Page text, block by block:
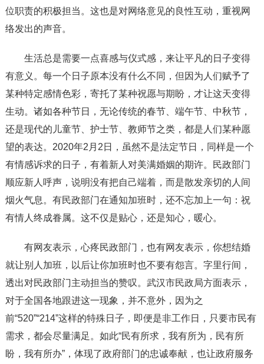
位职责的积极担当。这也是对网络意见的良性互动，重视网
络发出的声音。
生活总是需要一点喜感与仪式感，来让平凡的日子变得
有意义。每一个日子原本没有什么不同，但因为人们赋予了
某种特定感情色彩，寄托了某种祝愿与期盼，才让这天变得
生动。诸如各种节日，无论传统的春节、端午节、中秋节，
还是现代的儿童节、护士节、教师节之类，都是人们某种愿
望的表达。2020年2月2日，虽然不是法定节日，同样是一个
有情感诉求的日子，有着新人对美满婚姻的期许。民政部门
顺应新人呼声，说明没有把自己端着，而是散发亲切的人间
烟火气息。有民政部门在通知加班时，还不忘加上一句：祝
有情人终成眷属。这不仅是贴心，还是知心，暖心。
有网友表示，心疼民政部门，也有网友表示，你想结婚
就让别人加班，以后让你加班时也不要有怨言。字里行间，
透出对民政部门主动担当的赞叹。武汉市民政局方面表示，
对于全国各地跟进这一现象，并不意外，因为之
前“520”“214”这样的特殊日子，即便是非工作日，只要市民有
需求，都会尽量满足。如此“民有所求，我有所为，民有所
盼，我有所办”，体现了政府部门的忠诚奉献，也让政府服务